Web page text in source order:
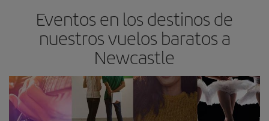
Eventos en los destinos de
nuestros vuelos baratos a
Newcastle